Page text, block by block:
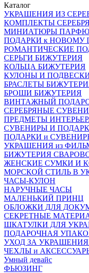
Каталог
УКРАШЕНИЯ ИЗ
КОМПЛЕКТЫ
МИНИАТЮРЫ
ПОДАРКИ к НОВОМУ
РОМАНТИЧЕСКИЕ
СЕРЬГИ БИЖУТЕРИЯ
КОЛЬЦА БИЖУТЕРИЯ
КУЛОНЫ И
БРАСЛЕТЫ
БРОШИ БИЖУТЕРИЯ
ВИНТАЖНЫЙ
СЕРЕБРЯНЫЕ
ПРЕДМЕТЫ
СУВЕНИРЫ И
ПОДАРКИ и
УКРАШЕНИЯ из
БИЖУТЕРИЯ
ЖЕНСКИЕ СУМКИ И
МОРСКОЙ СТИЛЬ В
ЧАСЫ-КУЛОН
НАРУЧНЫЕ ЧАСЫ
МАЛЕНЬКИЙ ПРИНЦ
ОБЛОЖКИ ДЛЯ
СЕКРЕТНЫЕ
ШКАТУЛКИ ДЛЯ
ПОДАРОЧНАЯ
УХОД ЗА
ЧEХЛЫ и
Умный девайс
ФЬЮЗИНГ